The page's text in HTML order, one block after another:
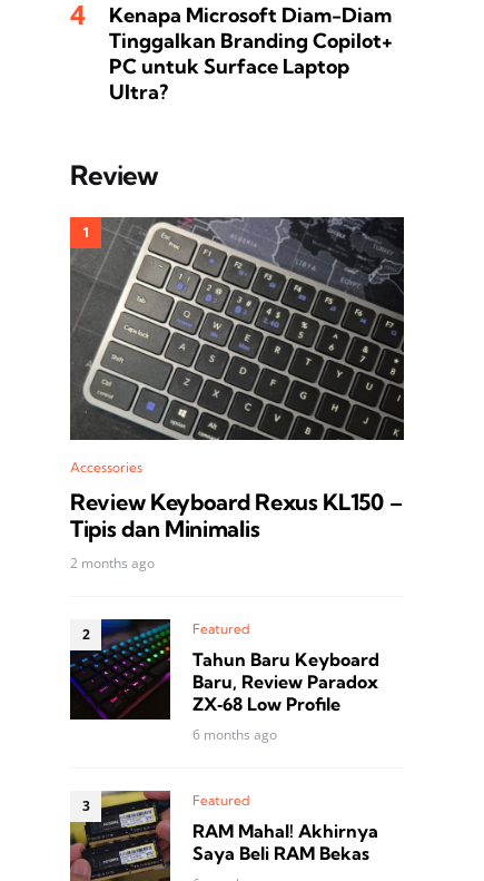
Kenapa Microsoft Diam-Diam
Tinggalkan Branding Copilot+
PC untuk Surface Laptop
Ultra?
Review
Accessories
Review Keyboard Rexus KL150 –
Tipis dan Minimalis
2 months ago
Featured
Tahun Baru Keyboard
Baru, Review Paradox
ZX‑68 Low Profile
6 months ago
Featured
RAM Mahal! Akhirnya
Saya Beli RAM Bekas